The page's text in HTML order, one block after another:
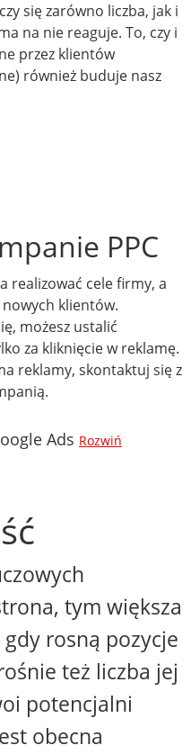
się zarówno liczba, jak i
na nie reaguje. To, czy i
przez klientów
również buduje nasz
PPC
realizować cele firmy, a
klientów.
możesz ustalić
za kliknięcie w reklamę.
reklamy, skontaktuj się z
Ads Rozwiń
tym większa
rosną pozycje
też liczba jej
potencjalni
obecna